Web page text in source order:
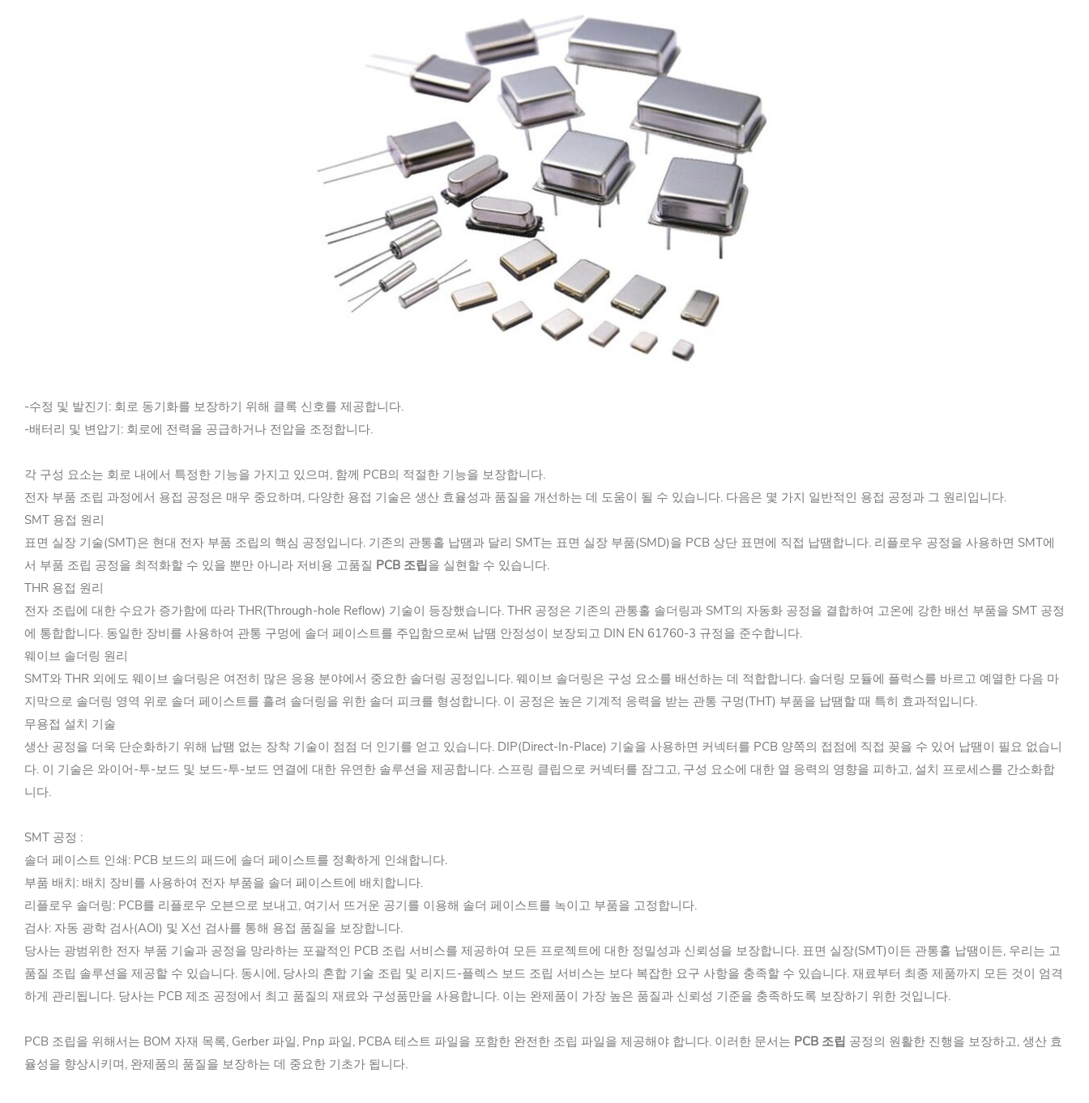
-수정 및 발진기: 회로 동기화를 보장하기 위해 클록 신호를 제공합니다.
-배터리 및 변압기: 회로에 전력을 공급하거나 전압을 조정합니다.
각 구성 요소는 회로 내에서 특정한 기능을 가지고 있으며, 함께 PCB의 적절한 기능을 보장합니다.
전자 부품 조립 과정에서 용접 공정은 매우 중요하며, 다양한 용접 기술은 생산 효율성과 품질을 개선하는 데 도움이 될 수 있습니다. 다음은 몇 가지 일반적인 용접 공정과 그 원리입니다.
SMT 용접 원리
표면 실장 기술(SMT)은 현대 전자 부품 조립의 핵심 공정입니다. 기존의 관통홀 납땜과 달리 SMT는 표면 실장 부품(SMD)을 PCB 상단 표면에 직접 납땜합니다. 리플로우 공정을 사용하면 SMT에
서 부품 조립 공정을 최적화할 수 있을 뿐만 아니라 저비용 고품질 PCB 조립 을 실현할 수 있습니다.
THR 용접 원리
전자 조립에 대한 수요가 증가함에 따라 THR(Through-hole Reflow) 기술이 등장했습니다. THR 공정은 기존의 관통홀 솔더링과 SMT의 자동화 공정을 결합하여 고온에 강한 배선 부품을 SMT 공정
에 통합합니다. 동일한 장비를 사용하여 관통 구멍에 솔더 페이스트를 주입함으로써 납땜 안정성이 보장되고 DIN EN 61760-3 규정을 준수합니다.
웨이브 솔더링 원리
SMT와 THR 외에도 웨이브 솔더링은 여전히 많은 응용 분야에서 중요한 솔더링 공정입니다. 웨이브 솔더링은 구성 요소를 배선하는 데 적합합니다. 솔더링 모듈에 플럭스를 바르고 예열한 다음 마
지막으로 솔더링 영역 위로 솔더 페이스트를 흘려 솔더링을 위한 솔더 피크를 형성합니다. 이 공정은 높은 기계적 응력을 받는 관통 구멍(THT) 부품을 납땜할 때 특히 효과적입니다.
무용접 설치 기술
생산 공정을 더욱 단순화하기 위해 납땜 없는 장착 기술이 점점 더 인기를 얻고 있습니다. DIP(Direct-In-Place) 기술을 사용하면 커넥터를 PCB 양쪽의 접점에 직접 꽂을 수 있어 납땜이 필요 없습니
다. 이 기술은 와이어-투-보드 및 보드-투-보드 연결에 대한 유연한 솔루션을 제공합니다. 스프링 클립으로 커넥터를 잠그고, 구성 요소에 대한 열 응력의 영향을 피하고, 설치 프로세스를 간소화합
니다.
SMT 공정 :
솔더 페이스트 인쇄: PCB 보드의 패드에 솔더 페이스트를 정확하게 인쇄합니다.
부품 배치: 배치 장비를 사용하여 전자 부품을 솔더 페이스트에 배치합니다.
리플로우 솔더링: PCB를 리플로우 오븐으로 보내고, 여기서 뜨거운 공기를 이용해 솔더 페이스트를 녹이고 부품을 고정합니다.
검사: 자동 광학 검사(AOI) 및 X선 검사를 통해 용접 품질을 보장합니다.
당사는 광범위한 전자 부품 기술과 공정을 망라하는 포괄적인 PCB 조립 서비스를 제공하여 모든 프로젝트에 대한 정밀성과 신뢰성을 보장합니다. 표면 실장(SMT)이든 관통홀 납땜이든, 우리는 고
품질 조립 솔루션을 제공할 수 있습니다. 동시에, 당사의 혼합 기술 조립 및 리지드-플렉스 보드 조립 서비스는 보다 복잡한 요구 사항을 충족할 수 있습니다. 재료부터 최종 제품까지 모든 것이 엄격
하게 관리됩니다. 당사는 PCB 제조 공정에서 최고 품질의 재료와 구성품만을 사용합니다. 이는 완제품이 가장 높은 품질과 신뢰성 기준을 충족하도록 보장하기 위한 것입니다.
PCB 조립을 위해서는 BOM 자재 목록, Gerber 파일, Pnp 파일, PCBA 테스트 파일을 포함한 완전한 조립 파일을 제공해야 합니다. 이러한 문서는 PCB 조립 공정의 원활한 진행을 보장하고, 생산 효
율성을 향상시키며, 완제품의 품질을 보장하는 데 중요한 기초가 됩니다.